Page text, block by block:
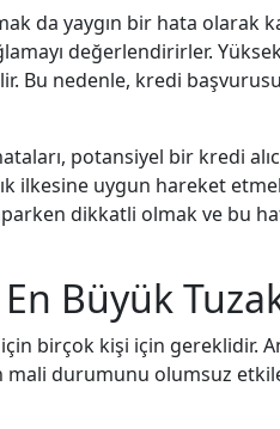
da yaygın bir hata olarak
değerlendirirler.
Bu nedenle, kredi
potansiyel bir kredi
ilkesine uygun hareket
dikkatli olmak ve bu
Büyük
birçok kişi için gereklidir.
mali durumunu olumsuz